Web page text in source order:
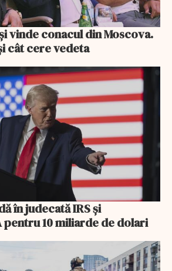
vinde conacul din Moscova.
cât cere vedeta
în judecată IRS și
pentru 10 miliarde de dolari